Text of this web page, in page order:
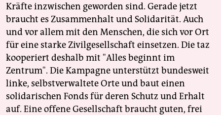
Kräfte inzwischen geworden sind. Gerade jetzt
braucht es Zusammenhalt und Solidarität. Auch
und vor allem mit den Menschen, die sich vor Ort
für eine starke Zivilgesellschaft einsetzen. Die taz
kooperiert deshalb mit "Alles beginnt im
Zentrum". Die Kampagne unterstützt bundesweit
linke, selbstverwaltete Orte und baut einen
solidarischen Fonds für deren Schutz und Erhalt
auf. Eine offene Gesellschaft braucht guten, frei